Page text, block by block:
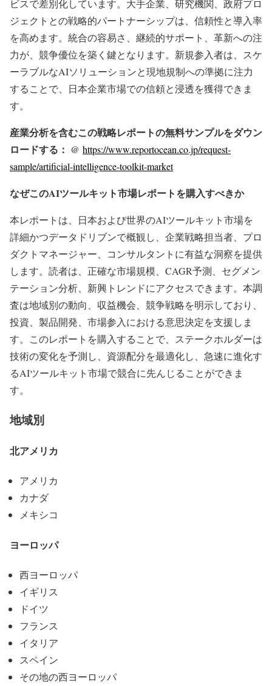
ビスで差別化しています。大手企業、研究機関、政府プロ
ジェクトとの戦略的パートナーシップは、信頼性と導入率
を高めます。統合の容易さ、継続的サポート、革新への注
力が、競争優位を築く鍵となります。新規参入者は、スケ
ーラブルなAIソリューションと現地規制への準拠に注力
することで、日本企業市場での信頼と浸透を獲得できま
す。
産業分析を含むこの戦略レポートの無料サンプルをダウン
ロードする： @ https://www.reportocean.co.jp/request-
sample/artificial-intelligence-toolkit-market
なぜこのAIツールキット市場レポートを購入すべきか
本レポートは、日本および世界のAIツールキット市場を
詳細かつデータドリブンで概観し、企業戦略担当者、プロ
ダクトマネージャー、コンサルタントに有益な洞察を提供
します。読者は、正確な市場規模、CAGR予測、セグメン
テーション分析、新興トレンドにアクセスできます。本調
査は地域別の動向、収益機会、競争戦略を明示しており、
投資、製品開発、市場参入における意思決定を支援しま
す。このレポートを購入することで、ステークホルダーは
技術の変化を予測し、資源配分を最適化し、急速に進化す
るAIツールキット市場で競合に先んじることができま
す。
地域別
北アメリカ
アメリカ
カナダ
メキシコ
ヨーロッパ
西ヨーロッパ
イギリス
ドイツ
フランス
イタリア
スペイン
その地の西ヨーロッパ